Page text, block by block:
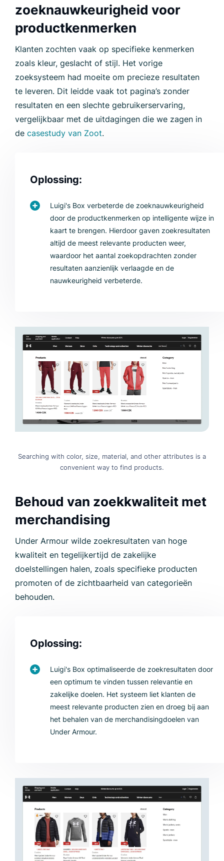
zoeknauwkeurigheid voor
productkenmerken
Klanten zochten vaak op specifieke kenmerken
zoals kleur, geslacht of stijl. Het vorige
zoeksysteem had moeite om precieze resultaten
te leveren. Dit leidde vaak tot pagina’s zonder
resultaten en een slechte gebruikerservaring,
vergelijkbaar met de uitdagingen die we zagen in
de casestudy van Zoot.
Oplossing:
Luigi's Box verbeterde de zoeknauwkeurigheid
door de productkenmerken op intelligente wijze in
kaart te brengen. Hierdoor gaven zoekresultaten
altijd de meest relevante producten weer,
waardoor het aantal zoekopdrachten zonder
resultaten aanzienlijk verlaagde en de
nauwkeurigheid verbeterde.
Searching with color, size, material, and other attributes is a
convenient way to find products.
Behoud van zoekkwaliteit met
merchandising
Under Armour wilde zoekresultaten van hoge
kwaliteit en tegelijkertijd de zakelijke
doelstellingen halen, zoals specifieke producten
promoten of de zichtbaarheid van categorieën
behouden.
Oplossing:
Luigi's Box optimaliseerde de zoekresultaten door
een optimum te vinden tussen relevantie en
zakelijke doelen. Het systeem liet klanten de
meest relevante producten zien en droeg bij aan
het behalen van de merchandisingdoelen van
Under Armour.